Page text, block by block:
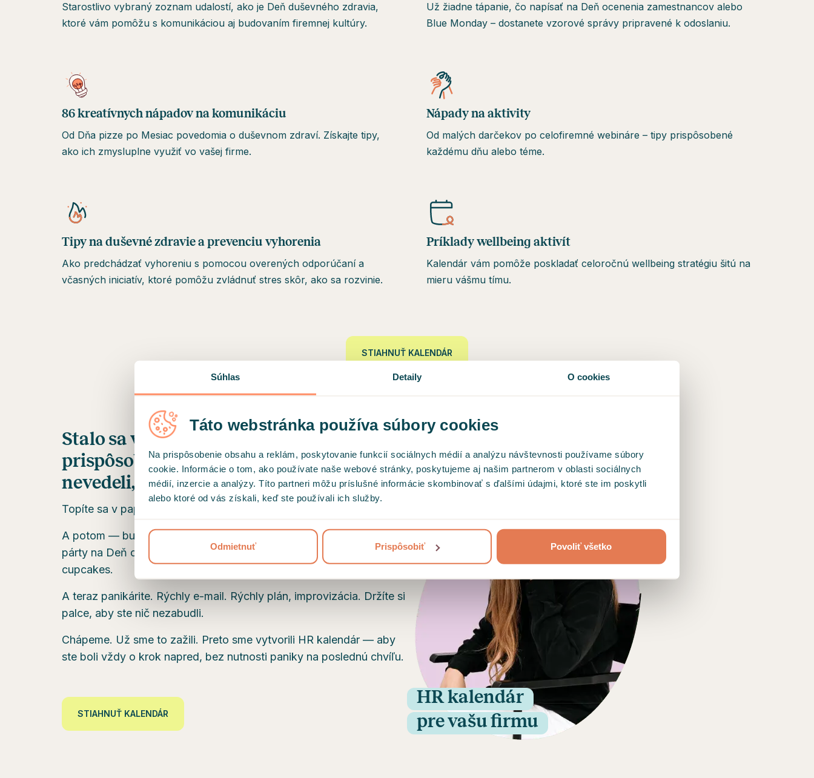
Súhlas Detaily O cookies
Táto webstránka používa súbory cookies
Na prispôsobenie obsahu a reklám, poskytovanie funkcií sociálnych médií a analýzu návštevnosti používame súbory
cookie. Informácie o tom, ako používate naše webové stránky, poskytujeme aj našim partnerom v oblasti sociálnych
médií, inzercie a analýzy. Títo partneri môžu príslušné informácie skombinovať s ďalšími údajmi, ktoré ste im poskytli
alebo ktoré od vás získali, keď ste používali ich služby.
Odmietnuť Prispôsobiť Povoliť všetko
Starostlivo vybraný zoznam udalostí, ako je Deň duševného zdravia,
ktoré vám pomôžu s komunikáciou aj budovaním firemnej kultúry.
Už žiadne tápanie, čo napísať na Deň ocenenia zamestnancov alebo
Blue Monday – dostanete vzorové správy pripravené k odoslaniu.
86 kreatívnych nápadov na komunikáciu
Od Dňa pizze po Mesiac povedomia o duševnom zdraví. Získajte tipy,
ako ich zmysluplne využiť vo vašej firme.
Nápady na aktivity
Od malých darčekov po celofiremné webináre – tipy prispôsobené
každému dňu alebo téme.
Tipy na duševné zdravie a prevenciu vyhorenia
Ako predchádzať vyhoreniu s pomocou overených odporúčaní a
včasných iniciatív, ktoré pomôžu zvládnuť stres skôr, ako sa rozvinie.
Príklady wellbeing aktivít
Kalendár vám pomôže poskladať celoročnú wellbeing stratégiu šitú na
mieru vášmu tímu.
STIAHNUŤ KALENDÁR
Stalo sa vám, že ste sa museli rýchlo
prispôsobiť dňu wellbeingu… ktorý ste
nevedeli, že je práve dnes?
Topíte sa v papieroch, stretnutiach a nekonečných to-do listoch...
A potom — bum, príspevok na LinkedIn: Ďalšia firma organizuje
párty na Deň ocenenia zamestnancov s plagátmi, e-mailami a
cupcakes.
A teraz panikárite. Rýchly e-mail. Rýchly plán, improvizácia. Držíte si
palce, aby ste nič nezabudli.
Chápeme. Už sme to zažili. Preto sme vytvorili HR kalendár — aby
ste boli vždy o krok napred, bez nutnosti paniky na poslednú chvíľu.
STIAHNUŤ KALENDÁR
HR kalendár
pre vašu firmu